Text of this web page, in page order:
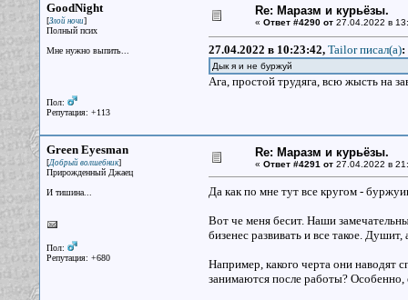
GoodNight
[Злой ночи]
Полный псих
Мне нужно выпить...
Пол:
Репутация: +113
Re: Маразм и курьёзы.
« Ответ #4290 от27.04.2022 в
27.04.2022 в 10:23:42, Tailor писал(a):
Дык я и не буржуй
Ага, простой трудяга, всю жысть на
Green Eyesman
[Добрый волшебник]
Прирожденный Джаец
И тишина...
Пол:
Репутация: +680
Re: Маразм и курьёзы.
« Ответ #4291 от27.04.2022 в
Да как по мне тут все кругом -
Вот че меня бесит. Наши
бизенес развивать и все такое.
Например, какого черта они наводят
занимаются после работы? Особенно,